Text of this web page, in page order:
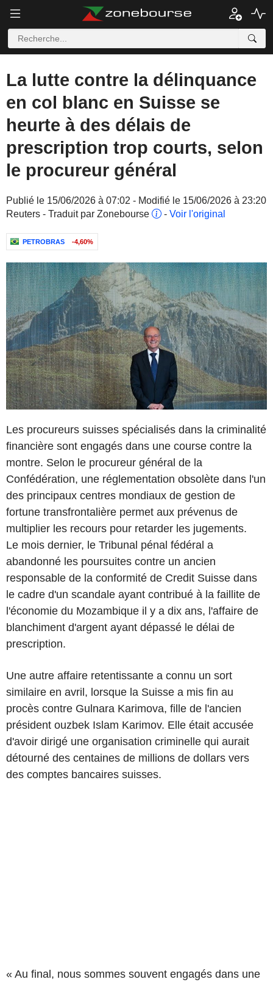
La lutte contre la délinquance
en col blanc en Suisse se
heurte à des délais de
prescription trop courts, selon
le procureur général
Publié le 15/06/2026 à 07:02 - Modifié le 15/06/2026 à 23:20
Reuters - Traduit par Zonebourse
- Voir l'original
PETROBRAS -4,60%
Les procureurs suisses spécialisés dans la criminalité
financière sont engagés dans une course contre la
montre. Selon le procureur général de la
Confédération, une réglementation obsolète dans l'un
des principaux centres mondiaux de gestion de
fortune transfrontalière permet aux prévenus de
multiplier les recours pour retarder les jugements.
Le mois dernier, le Tribunal pénal fédéral a
abandonné les poursuites contre un ancien
responsable de la conformité de Credit Suisse dans
le cadre d'un scandale ayant contribué à la faillite de
l'économie du Mozambique il y a dix ans, l'affaire de
blanchiment d'argent ayant dépassé le délai de
prescription.
Une autre affaire retentissante a connu un sort
similaire en avril, lorsque la Suisse a mis fin au
procès contre Gulnara Karimova, fille de l'ancien
président ouzbek Islam Karimov. Elle était accusée
d'avoir dirigé une organisation criminelle qui aurait
détourné des centaines de millions de dollars vers
des comptes bancaires suisses.
« Au final, nous sommes souvent engagés dans une